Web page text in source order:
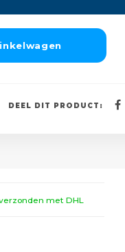
DEEL DIT PRODUCT:
met DHL